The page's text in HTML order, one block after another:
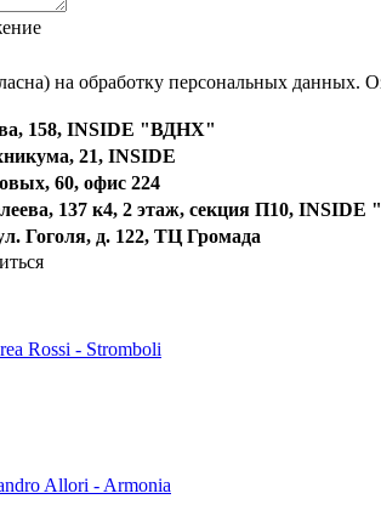
на обработку персональных данных.
158, INSIDE "ВДНХ"
21, INSIDE
60, офис 224
137 к4, ​2 этаж, секция П10,
Гоголя, д. 122, ТЦ Громада
Rossi - Stromboli
Allori - Armonia